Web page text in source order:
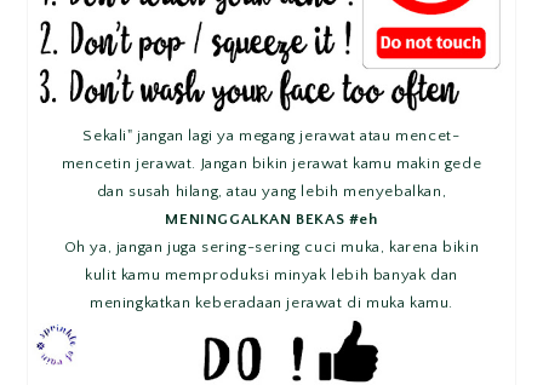
Sekali" jangan lagi ya megang jerawat atau mencet-
mencetin jerawat. Jangan bikin jerawat kamu makin gede
dan susah hilang, atau yang lebih menyebalkan,
MENINGGALKAN BEKAS #eh
Oh ya, jangan juga sering-sering cuci muka, karena bikin
kulit kamu memproduksi minyak lebih banyak dan
meningkatkan keberadaan jerawat di muka kamu.